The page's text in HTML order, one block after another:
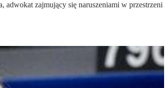
adwokat zajmujący się naruszeniami w przestrzeni